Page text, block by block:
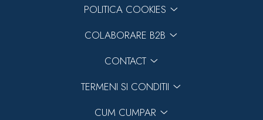
POLITICA COOKIES
COLABORARE B2B
CONTACT
TERMENI SI CONDITII
CUM CUMPAR